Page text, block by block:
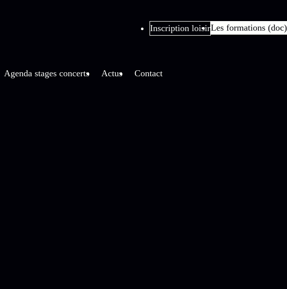
Agenda stages concerts Actus Contact
Inscription loisirLes formations (doc)